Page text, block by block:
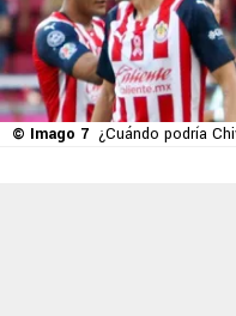
© Imago 7 ¿Cuándo podría